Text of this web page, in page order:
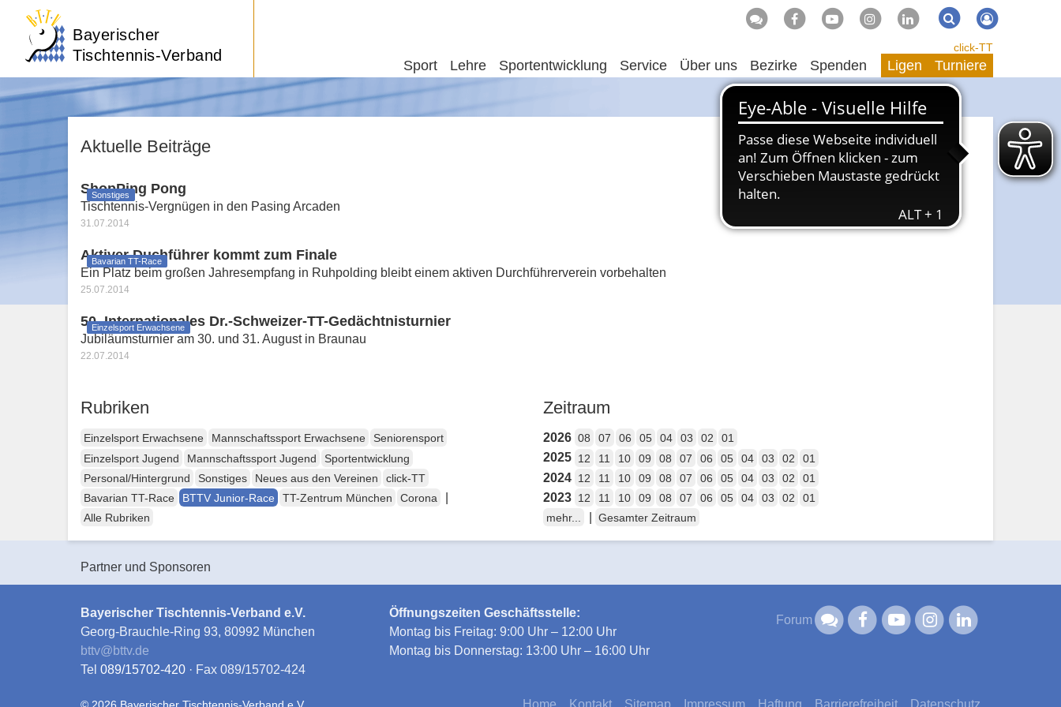
Bayerischer
Tischtennis-Verband
Suche Suchen
Sport Lehre Sportentwicklung Service Über uns Bezirke Spenden
click-TT
Ligen Turniere
Aktuelle Beiträge
Sonstiges
ShopPing Pong
Tischtennis-Vergnügen in den Pasing Arcaden
31.07.2014
Bavarian TT-Race
Aktiver Duchführer kommt zum Finale
Ein Platz beim großen Jahresempfang in Ruhpolding bleibt einem aktiven Durchführerverein vorbehalten
25.07.2014
Einzelsport Erwachsene
50. Internationales Dr.-Schweizer-TT-Gedächtnisturnier
Jubiläumsturnier am 30. und 31. August in Braunau
22.07.2014
Rubriken
Einzelsport Erwachsene Mannschaftssport Erwachsene
Seniorensport
Einzelsport Jugend
Mannschaftssport Jugend
Sportentwicklung
Personal/Hintergrund
Sonstiges Neues aus den Vereinen
click-TT
Bavarian TT-Race
BTTV Junior-Race TT-Zentrum München Corona
Alle Rubriken
Zeitraum
2026 08 07 06 05 04 03 02 01
2025 12 11 10 09 08 07 06 05 04 03 02 01
2024 12 11 10 09 08 07 06 05 04 03 02 01
2023 12 11 10 09 08 07 06 05 04 03 02
01
mehr...
Gesamter Zeitraum
Partner und Sponsoren
Bayerischer Tischtennis-Verband e.V.
Georg-Brauchle-Ring 93, 80992 München
bttv@bttv.de
Tel 089/15702-420 · Fax 089/15702-424
Öffnungszeiten Geschäftsstelle:
Montag bis Freitag: 9:00 Uhr – 12:00 Uhr
Montag bis Donnerstag: 13:00 Uhr – 16:00 Uhr
Forum